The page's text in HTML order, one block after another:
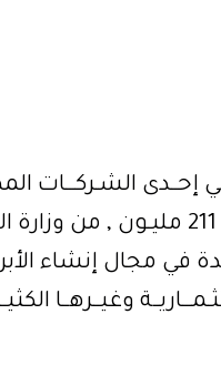
إحــدى الشـركـــات
مـن الـدرجة الثانيـة بحـدود مالية تفـوق 211 مليـون ,
عـــام 2013م والرائدة في مجال إنشاء
وغيــرهــا